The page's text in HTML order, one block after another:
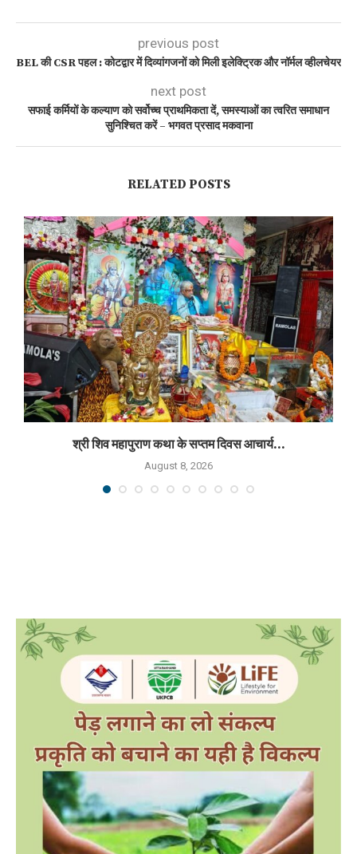
previous post
BEL की CSR पहल : कोटद्वार में दिव्यांगजनों को मिली इलेक्ट्रिक और नॉर्मल व्हीलचेयर
next post
सफाई कर्मियों के कल्याण को सर्वोच्च प्राथमिकता दें, समस्याओं का त्वरित समाधान
सुनिश्चित करें – भगवत प्रसाद मकवाना
RELATED POSTS
श्री शिव महापुराण कथा के सप्तम दिवस आचार्य...
August 8, 2026